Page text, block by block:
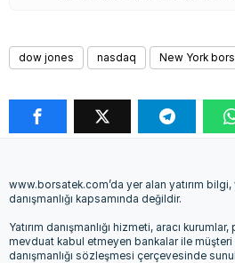
dow jones nasdaq New York
www.borsatek.com’da yer alan yatırım
danışmanlığı kapsamında değildir.
Yatırım danışmanlığı hizmeti, aracı
mevduat kabul etmeyen bankalar ile müşteri
danışmanlığı sözleşmesi çerçevesinde